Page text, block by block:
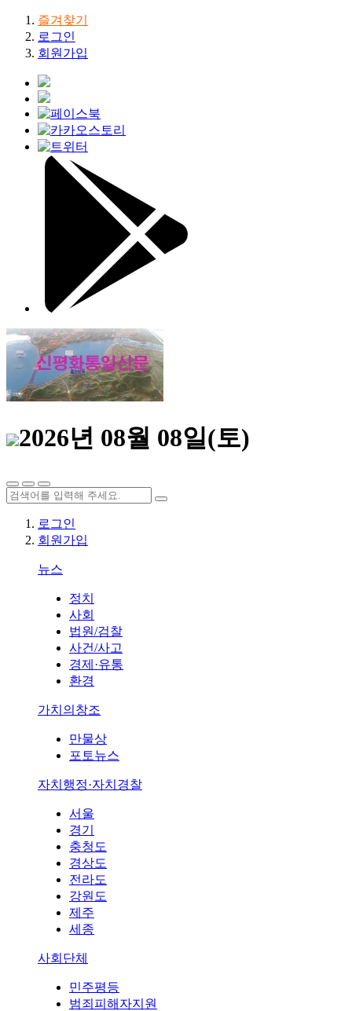
즐겨찾기
로그인
회원가입
2026년 08월 08일(토)
로그인
회원가입
뉴스
정치
사회
법원/검찰
사건/사고
경제·유통
환경
가치의창조
만물상
포토뉴스
자치행정·자치경찰
서울
경기
충청도
경상도
전라도
강원도
제주
세종
사회단체
민주평등
범죄피해자지원